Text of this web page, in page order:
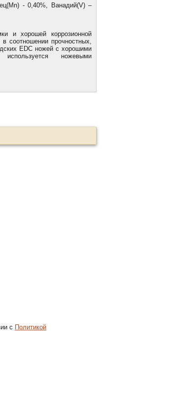
- 0,40%, Ванадий(V) –
и хорошей коррозионной
соотношении прочностных,
EDC ножей с хорошими
ножевыми
с Политикой